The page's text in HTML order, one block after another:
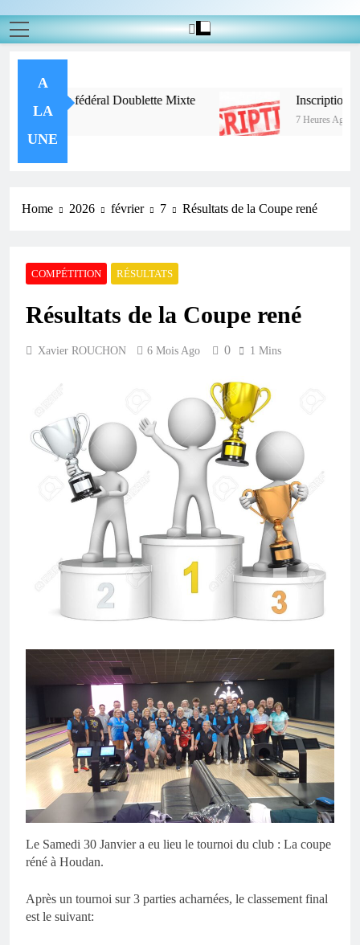
A
LA
UNE
fédéral Doublette Mixte Inscription
7 Heures Ago
Home 2026 février 7 Résultats de la Coupe rené
COMPÉTITION RÉSULTATS
Résultats de la Coupe rené
Xavier ROUCHON 6 Mois Ago 0 1 Mins
Le Samedi 30 Janvier a eu lieu le tournoi du club : La coupe
réné à Houdan.
Après un tournoi sur 3 parties acharnées, le classement final
est le suivant: